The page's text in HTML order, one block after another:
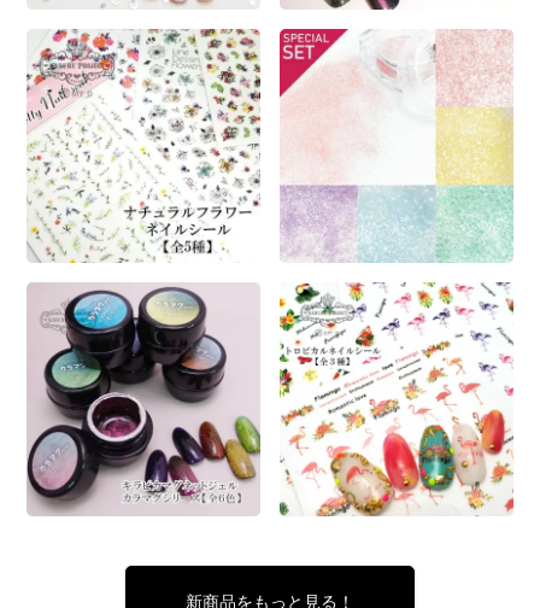
新商品をもっと見る！